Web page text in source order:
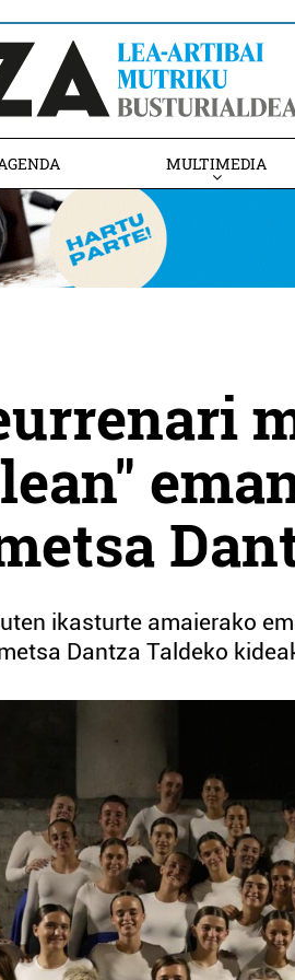
MULTIMEDIA
ikasturte amaierako
Dantza Taldeko